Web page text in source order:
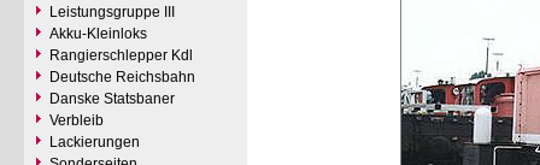
Leistungsgruppe III
Akku-Kleinloks
Rangierschlepper Kdl
Deutsche Reichsbahn
Danske Statsbaner
Verbleib
Lackierungen